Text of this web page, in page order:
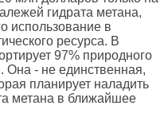
гидрата метана,
использование в
ресурса. В
97% природного
Она - не единственная,
планирует наладить
метана в ближайшее